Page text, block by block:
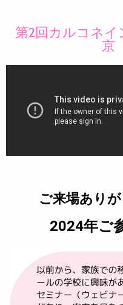
第2回カルコネ
京
ご来場あり
2024年ご